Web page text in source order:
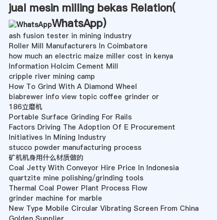
jual mesin milling bekas Relation(
WhatsApp)
ash fusion tester in mining industry
Roller Mill Manufacturers In Coimbatore
how much an electric maize miller cost in kenya
Information Holcim Cement Mill
cripple river mining camp
How To Grind With A Diamond Wheel
biabrewer info view topic coffee grinder or
186立磨机
Portable Surface Grinding For Rails
Factors Driving The Adoption Of E Procurement
Initiatives In Mining Industry
stucco powder manufacturing process
矿机机身用什么材质做的
Coal Jetty With Conveyor Hire Price In Indonesia
quartzite mine polishing/grinding tools
Thermal Coal Power Plant Process Flow
grinder machine for marble
New Type Mobile Circular Vibrating Screen From China